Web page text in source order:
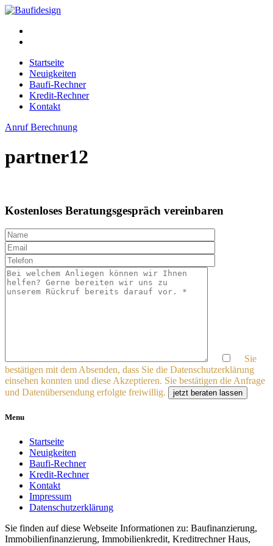
Startseite
Neuigkeiten
Baufi-Rechner
Kredit-Rechner
Kontakt
AnrufBerechnung
partner12
Kostenloses Beratungsgespräch vereinbaren
Sie
bestätigen mit dem Absenden, dass Sie die Datenschutzerklärung
einsehen konnten und diese Akzeptieren. Sie bestätigen die Anfrage
und Datenübersendung erfolgte freiwillig.
jetzt beraten lassen
Menu
Startseite
Neuigkeiten
Baufi-Rechner
Kredit-Rechner
Kontakt
Impressum
Datenschutzerklärung
Sie finden auf diese Webseite Informationen zu: Baufinanzierung,
Immobilienfinanzierung, Immobilienkredit, Kreditrechner Haus,